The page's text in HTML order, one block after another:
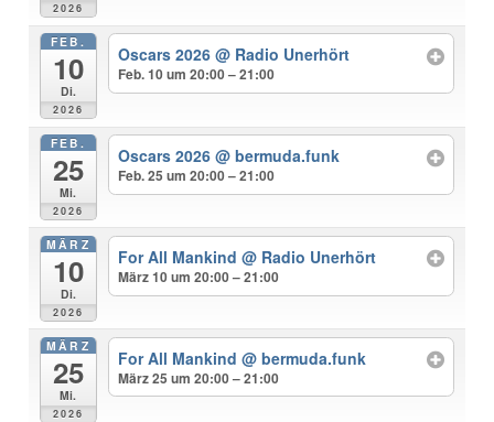
2026
FEB.
10
Di.
2026
Oscars 2026 @ Radio Unerhört
Feb. 10 um 20:00 – 21:00
FEB.
25
Mi.
2026
Oscars 2026 @ bermuda.funk
Feb. 25 um 20:00 – 21:00
MÄRZ
10
Di.
2026
For All Mankind @ Radio Unerhört
März 10 um 20:00 – 21:00
MÄRZ
25
Mi.
2026
For All Mankind @ bermuda.funk
März 25 um 20:00 – 21:00